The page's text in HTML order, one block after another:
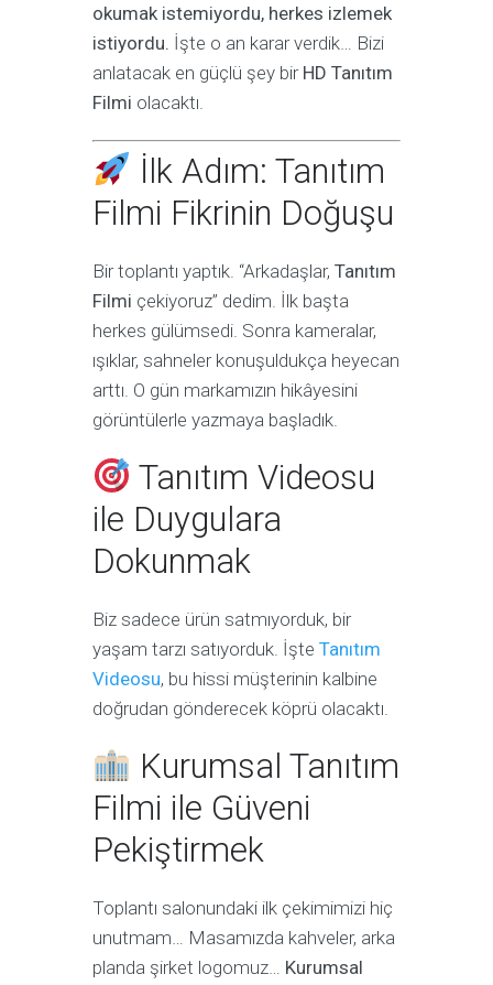
okumak istemiyordu, herkes izlemek
istiyordu. İşte o an karar verdik… Bizi
anlatacak en güçlü şey bir HD Tanıtım
Filmi olacaktı.
İlk Adım: Tanıtım
Filmi Fikrinin Doğuşu
Bir toplantı yaptık. “Arkadaşlar, Tanıtım
Filmi çekiyoruz” dedim. İlk başta
herkes gülümsedi. Sonra kameralar,
ışıklar, sahneler konuşuldukça heyecan
arttı. O gün markamızın hikâyesini
görüntülerle yazmaya başladık.
Tanıtım Videosu
ile Duygulara
Dokunmak
Biz sadece ürün satmıyorduk, bir
yaşam tarzı satıyorduk. İşte Tanıtım
Videosu, bu hissi müşterinin kalbine
doğrudan gönderecek köprü olacaktı.
Kurumsal Tanıtım
Filmi ile Güveni
Pekiştirmek
Toplantı salonundaki ilk çekimimizi hiç
unutmam… Masamızda kahveler, arka
planda şirket logomuz… Kurumsal